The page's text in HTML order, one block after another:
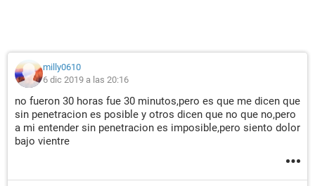
milly0610
6 dic 2019 a las 20:16
no fueron 30 horas fue 30 minutos,pero es que me dicen que
sin penetracion es posible y otros dicen que no que no,pero
a mi entender sin penetracion es imposible,pero siento dolor
bajo vientre